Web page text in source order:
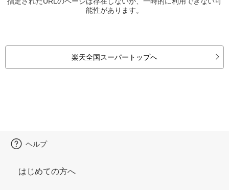
能性があります。
楽天全国スーパートップへ
ヘルプ
はじめての方へ